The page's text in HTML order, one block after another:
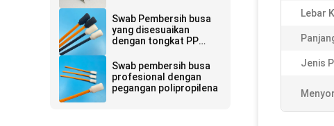
Panjang
Swab Pembersih busa
yang disesuaikan
dengan tongkat PP
Swab pembersih busa
profesional dengan
pegangan polipropilena
Lebar
Jenis